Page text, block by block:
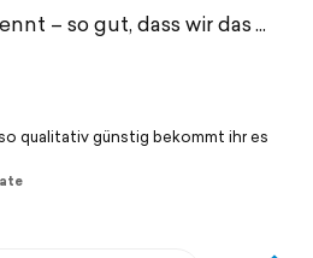
– so gut, dass wir das
qualitativ günstig bekommt ihr es